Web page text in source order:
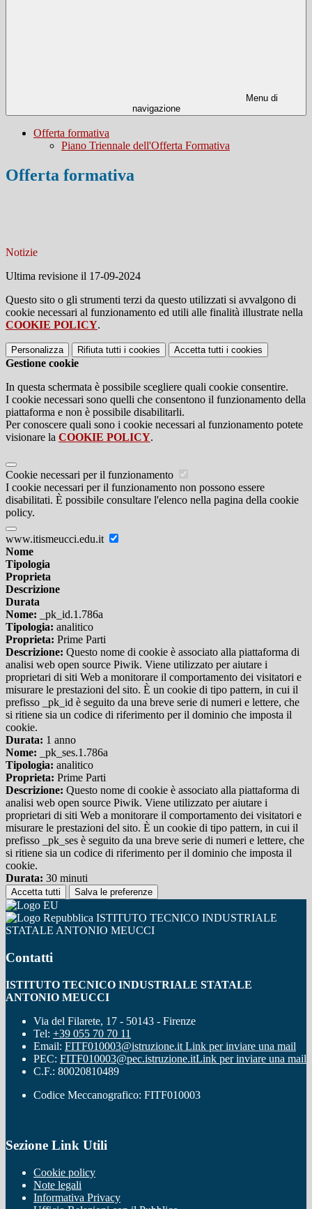
Menu di
navigazione
Offerta formativa
Piano Triennale dell'Offerta Formativa
Offerta formativa
Notizie
Ultima revisione il 17-09-2024
Questo sito o gli strumenti terzi da questo utilizzati si avvalgono di
cookie necessari al funzionamento ed utili alle finalità illustrate nella
COOKIE POLICY.
Personalizza Rifiuta tutti i cookies Accetta tutti i cookies
Gestione cookie
In questa schermata è possibile scegliere quali cookie consentire.
I cookie necessari sono quelli che consentono il funzionamento della
piattaforma e non è possibile disabilitarli.
Per conoscere quali sono i cookie necessari al funzionamento potete
visionare la COOKIE POLICY.
Cookie necessari per il funzionamento
I cookie necessari per il funzionamento non possono essere
disabilitati. È possibile consultare l'elenco nella pagina della cookie
policy.
www.itismeucci.edu.it
Nome
Tipologia
Proprieta
Descrizione
Durata
Nome: _pk_id.1.786a
Tipologia: analitico
Proprieta: Prime Parti
Descrizione: Questo nome di cookie è associato alla piattaforma di
analisi web open source Piwik. Viene utilizzato per aiutare i
proprietari di siti Web a monitorare il comportamento dei visitatori e
misurare le prestazioni del sito. È un cookie di tipo pattern, in cui il
prefisso _pk_id è seguito da una breve serie di numeri e lettere, che
si ritiene sia un codice di riferimento per il dominio che imposta il
cookie.
Durata: 1 anno
Nome: _pk_ses.1.786a
Tipologia: analitico
Proprieta: Prime Parti
Descrizione: Questo nome di cookie è associato alla piattaforma di
analisi web open source Piwik. Viene utilizzato per aiutare i
proprietari di siti Web a monitorare il comportamento dei visitatori e
misurare le prestazioni del sito. È un cookie di tipo pattern, in cui il
prefisso _pk_ses è seguito da una breve serie di numeri e lettere, che
si ritiene sia un codice di riferimento per il dominio che imposta il
cookie.
Durata: 30 minuti
Accetta tutti Salva le preferenze
ISTITUTO TECNICO INDUSTRIALE
STATALE ANTONIO MEUCCI
Contatti
ISTITUTO TECNICO INDUSTRIALE STATALE
ANTONIO MEUCCI
Via del Filarete, 17 - 50143 - Firenze
Tel: +39 055 70 70 11
Email: FITF010003@istruzione.it Link per inviare una mail
PEC: FITF010003@pec.istruzione.itLink per inviare una mail
C.F.: 80020810489
Codice Meccanografico: FITF010003
Sezione Link Utili
Cookie policy
Note legali
Informativa Privacy